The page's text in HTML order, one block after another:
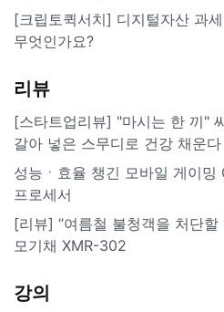
[크립토퀵서치] 디지털자산 과
무엇인가요?
리뷰
[스타트업리뷰] "마시는 한 끼"
갈아 넣은 스무디로 건강 채운다
성능ㆍ효율 챙긴 모바일 게이밍
프로세서
[리뷰] “여름철 불청객을 처단할
모기채 XMR-302
강의